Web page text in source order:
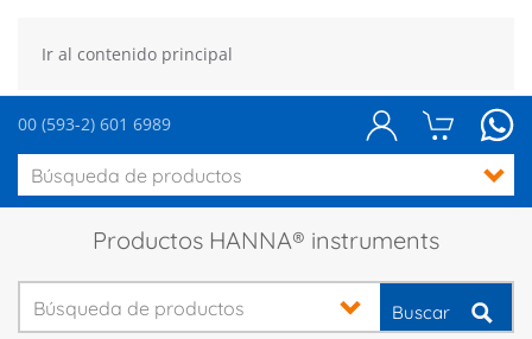
Ir al contenido principal
00 (593-2) 601 6989
Productos HANNA® instruments
Buscar